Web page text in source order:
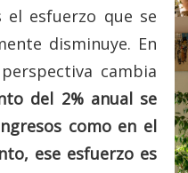
el esfuerzo que se
disminuye. En
cambia
del 2% anual se
como en el
ese esfuerzo es